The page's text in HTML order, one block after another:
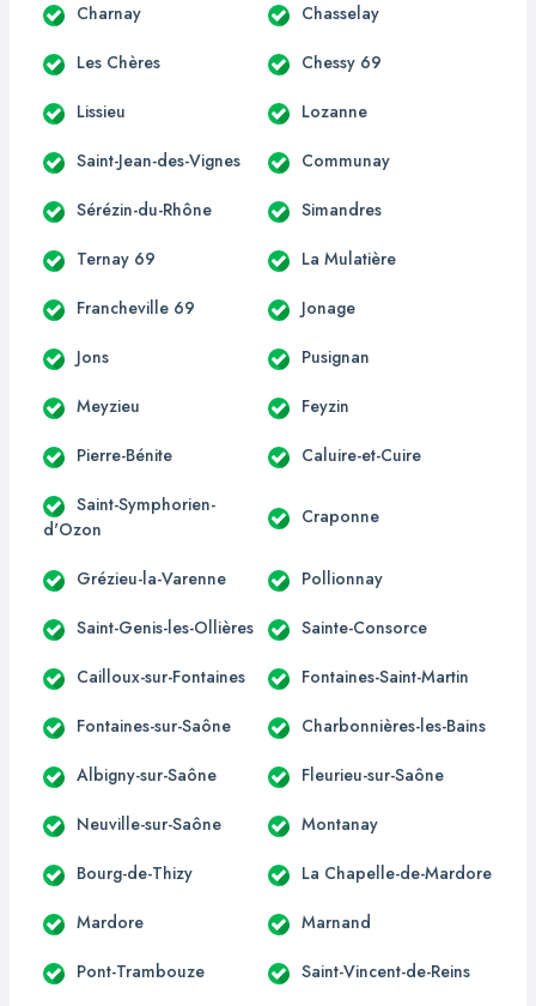
Charnay Chasselay
Les Chères Chessy 69
Lissieu Lozanne
Saint-Jean-des-Vignes Communay
Sérézin-du-Rhône Simandres
Ternay 69 La Mulatière
Francheville 69 Jonage
Jons Pusignan
Meyzieu Feyzin
Pierre-Bénite Caluire-et-Cuire
Saint-Symphorien-
d'Ozon
Craponne
Grézieu-la-Varenne Pollionnay
Saint-Genis-les-Ollières Sainte-Consorce
Cailloux-sur-Fontaines Fontaines-Saint-Martin
Fontaines-sur-Saône Charbonnières-les-Bains
Albigny-sur-Saône Fleurieu-sur-Saône
Neuville-sur-Saône Montanay
Bourg-de-Thizy La Chapelle-de-Mardore
Mardore Marnand
Pont-Trambouze Saint-Vincent-de-Reins